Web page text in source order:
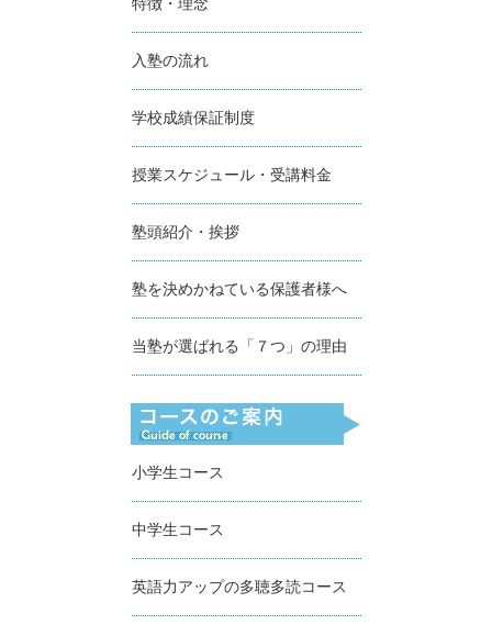
入塾の流れ
学校成績保証制度
授業スケジュール・受講料金
塾頭紹介・挨拶
塾を決めかねている保護者様へ
当塾が選ばれる「７つ」の理由
小学生コース
中学生コース
英語力アップの多聴多読コース